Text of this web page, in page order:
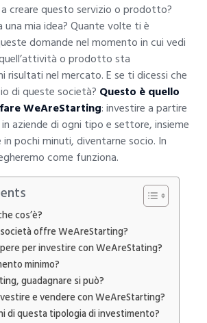
creare questo servizio o prodotto?
una mia idea? Quante volte ti è
domande nel momento in cui vedi
o prodotto sta
nel mercato. E se ti dicessi che
di queste società? Questo è quello
WeAreStarting: investire a partire
aziende di ogni tipo e settore, insieme
pochi minuti, diventarne socio. In
come funziona.
cos’è?
offre WeAreStarting?
per investire con WeAreStating?
minimo?
guadagnare si può?
e vendere con WeAreStarting?
di questa tipologia di investimento?